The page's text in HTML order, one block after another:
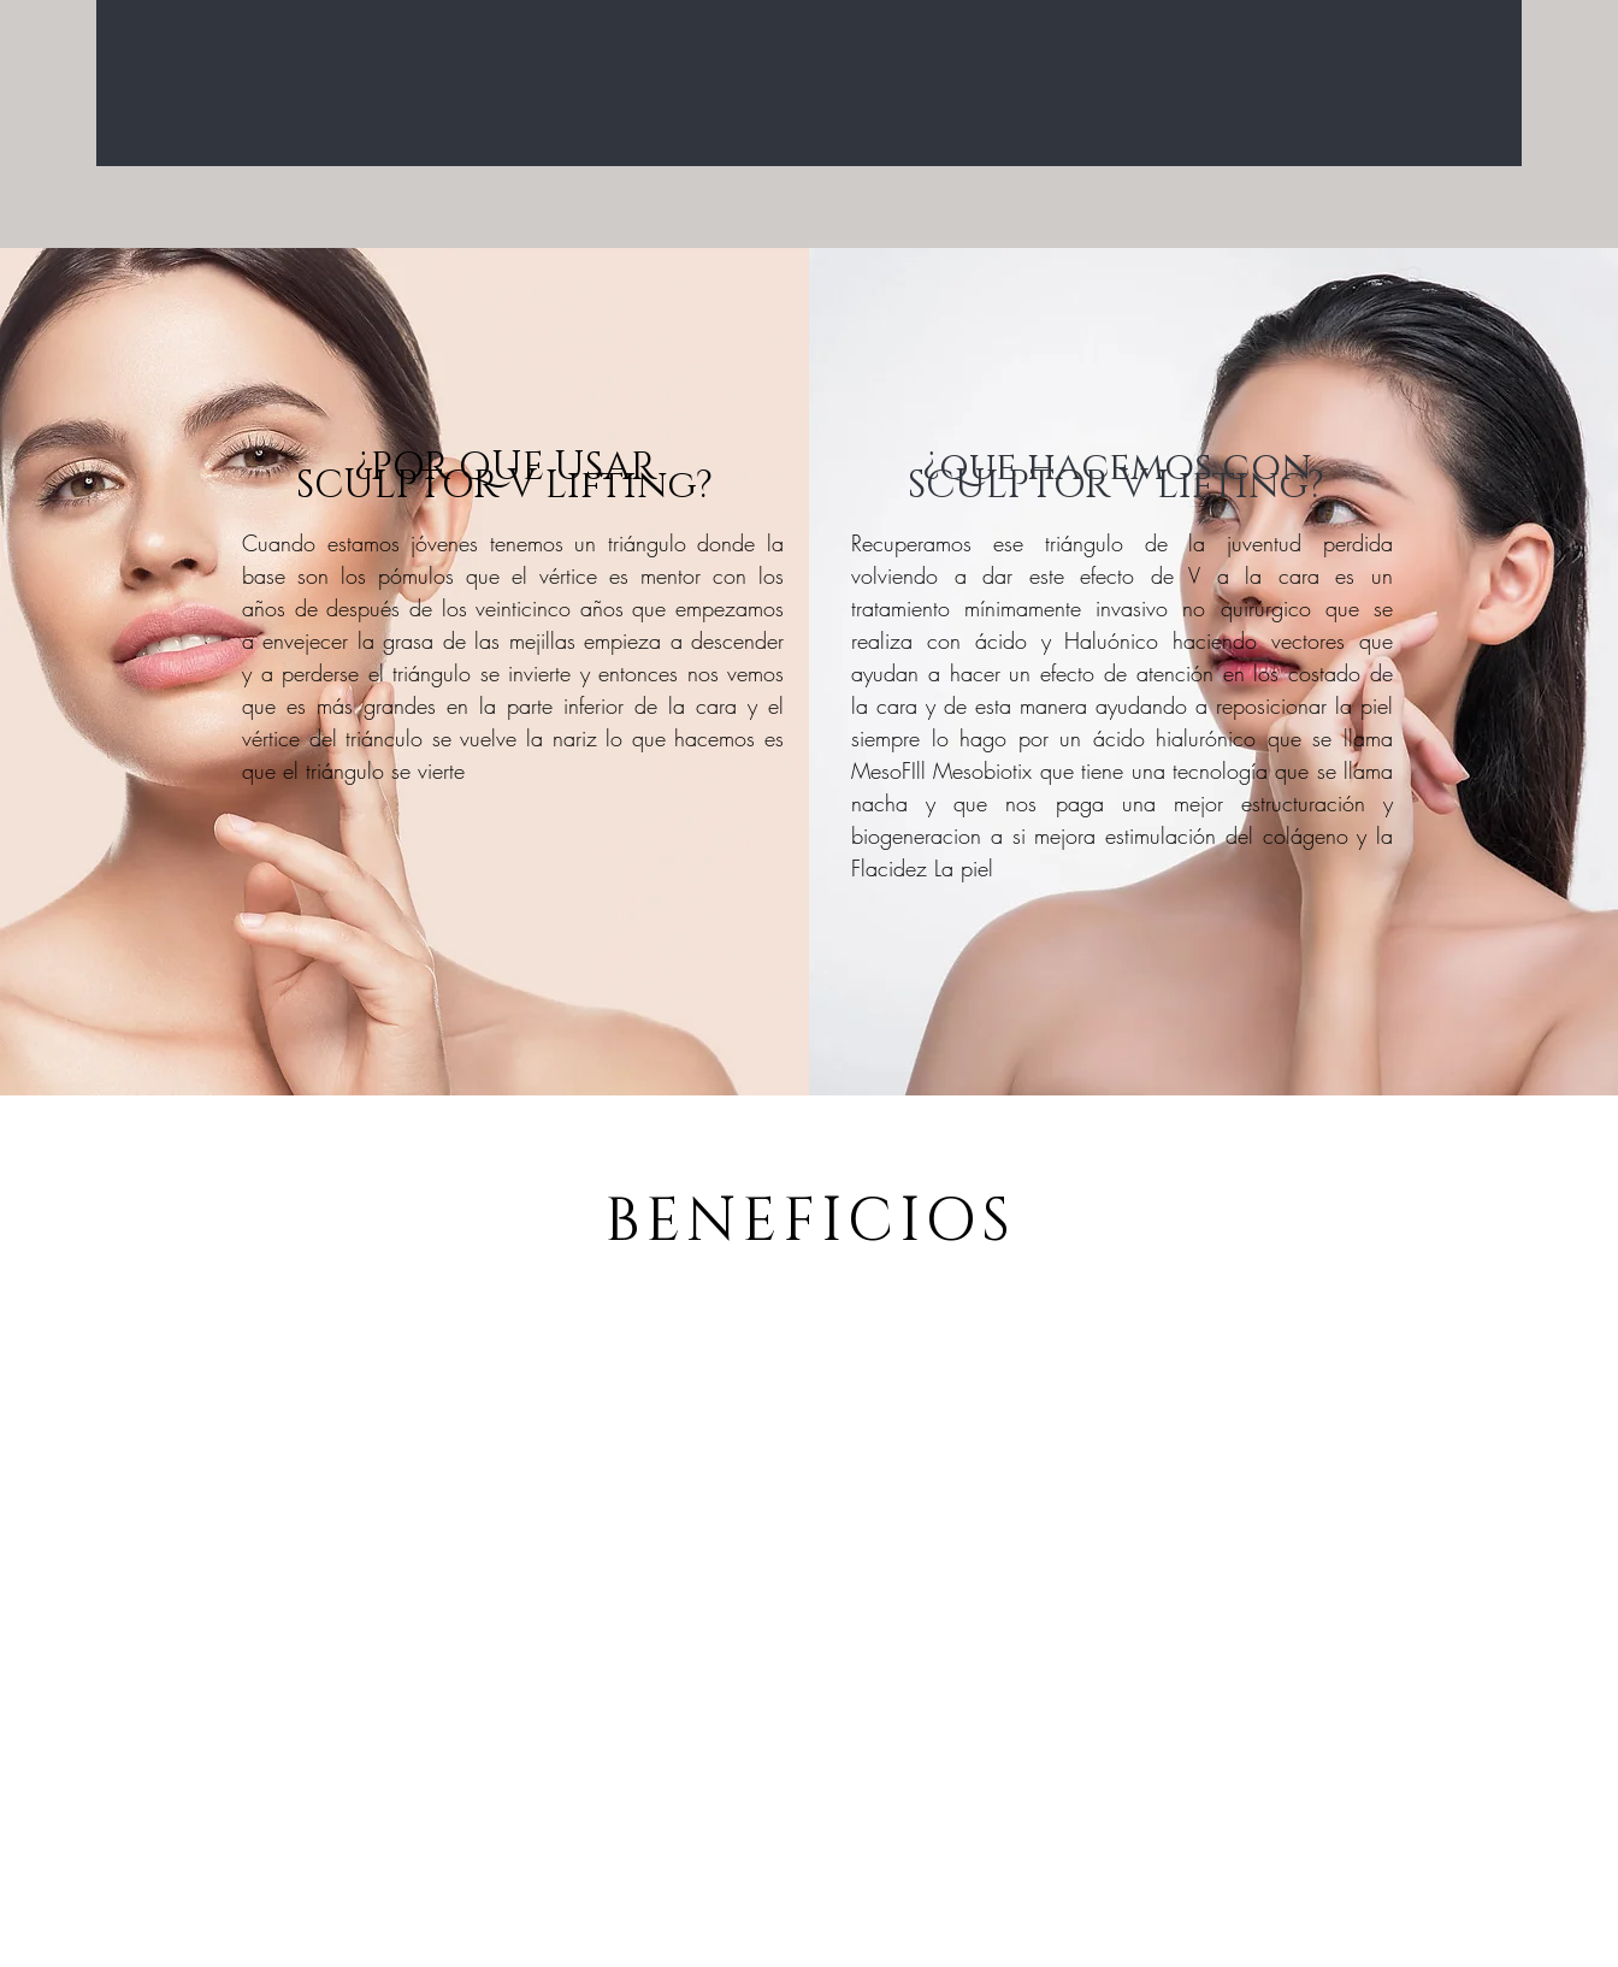
¿POR QUE USAR
SCULPTOR V Lifting?
Cuando estamos jóvenes tenemos un triángulo donde la
base son los pómulos que el vértice es mentor con los
años de después de los veinticinco años que empezamos
a envejecer la grasa de las mejillas empieza a descender
y a perderse el triángulo se invierte y entonces nos vemos
que es más grandes en la parte inferior de la cara y el
vértice del triánculo se vuelve la nariz lo que hacemos es
que el triángulo se vierte
¿que hacemos con
SCULPTOR V Lifting?
Recuperamos ese triángulode la juventud perdida
volviendo a dar este efecto de V a la cara es un
tratamiento mínimamente invasivo noquirúrgicoque se
realiza con ácido y Haluónico haciendo vectores que
ayudan a hacer un efecto de atención en los costado de
la cara y de esta manera ayudando a reposicionar la piel
siempre lo hago por un ácido hialurónico que se llama
MesoFIll Mesobiotix que tiene una tecnología que se llama
nacha y que nos paga una mejor estructuración y
biogeneracion a si mejora estimulación del colágenoy la
Flacidez La piel
BENEFICIOS